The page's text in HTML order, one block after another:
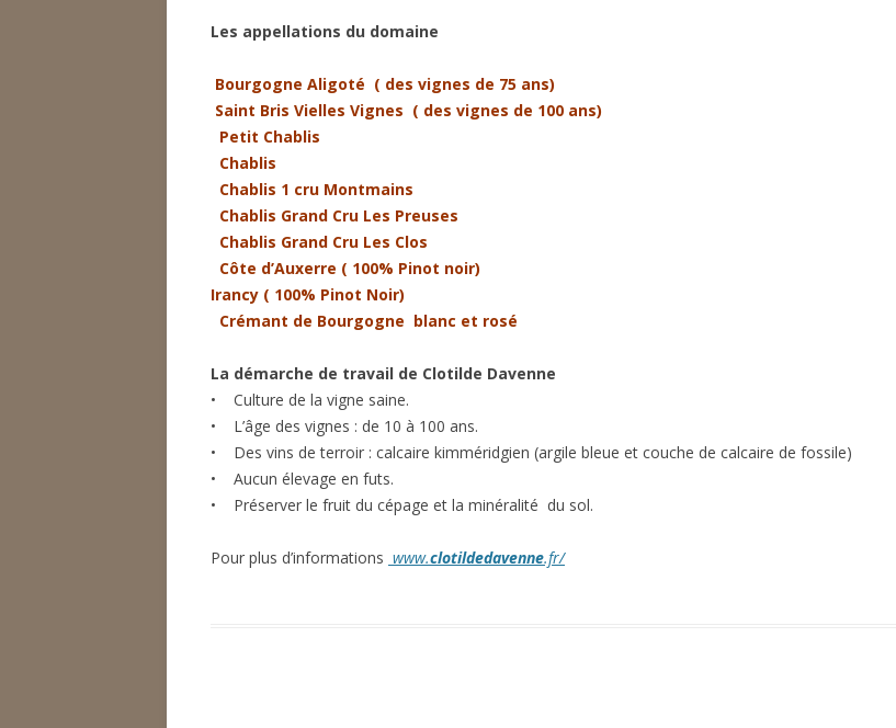
Les appellations du domaine
Bourgogne Aligoté ( des vignes de 75 ans)
Saint Bris Vielles Vignes ( des vignes de 100 ans)
Petit Chablis
Chablis
Chablis 1 cru Montmains
Chablis Grand Cru Les Preuses
Chablis Grand Cru Les Clos
Côte d’Auxerre ( 100% Pinot noir)
Irancy ( 100% Pinot Noir)
Crémant de Bourgogne blanc et rosé
La démarche de travail de Clotilde Davenne
• Culture de la vigne saine.
• L’âge des vignes : de 10 à 100 ans.
• Des vins de terroir : calcaire kimméridgien (argile bleue et couche de calcaire de fossile)
• Aucun élevage en futs.
• Préserver le fruit du cépage et la minéralité du sol.
Pour plus d’informations www.clotildedavenne.fr/